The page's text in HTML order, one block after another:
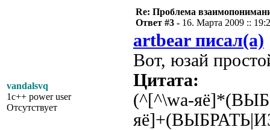
vandalsvq
1c++ power user
Отсутствует
Re: Проблема
Ответ #3 - 16. Марта 2009 ::
artbear писал(а)
Вот, юзай
Цитата:
(^[^\wа-